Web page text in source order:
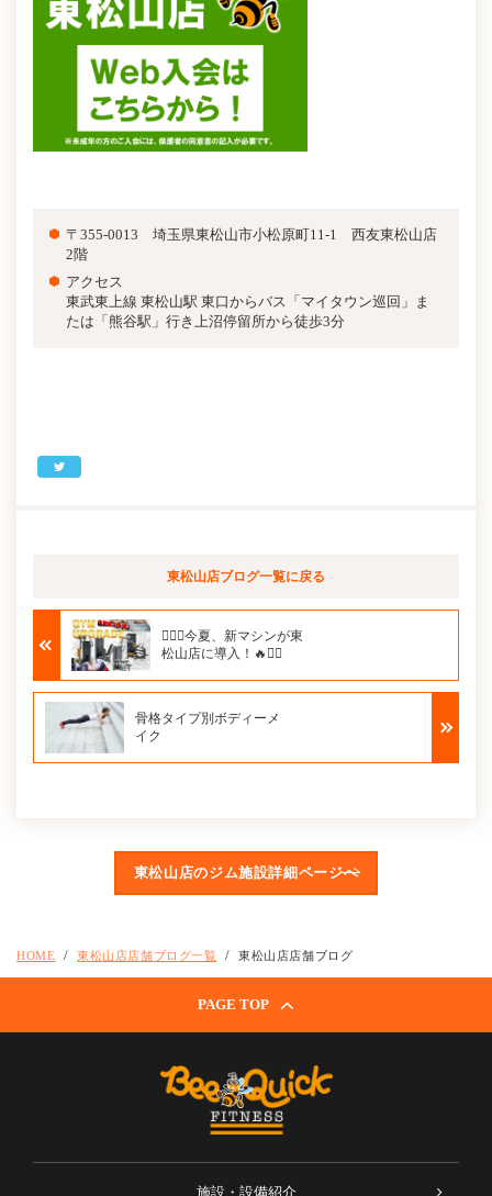
〒355-0013 埼玉県東松山市小松原町11-1 西友東松山店
2階
アクセス
東武東上線 東松山駅 東口からバス「マイタウン巡回」ま
たは「熊谷駅」行き上沼停留所から徒歩3分
東松山店ブログ一覧に戻る
🏋️‍♂️🔥今夏、新マシンが東
松山店に導入！🔥🏋️‍♂️
骨格タイプ別ボディーメ
イク
東松山店のジム施設詳細ページへ
HOME 東松山店店舗ブログ一覧 東松山店店舗ブログ
PAGE TOP
施設・設備紹介